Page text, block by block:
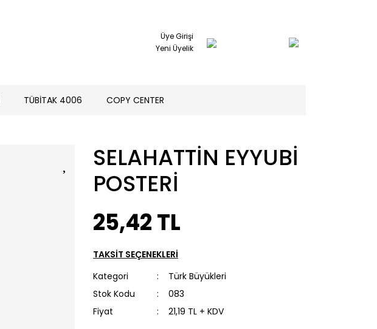
Üye Girişi
Yeni Üyelik
TÜBİTAK 4006 COPY CENTER
SELAHATTİN EYYUBİ
POSTERİ
25,42 TL
TAKSİT SEÇENEKLERİ
Kategori
Türk Büyükleri
Stok Kodu
083
Fiyat
21,19 TL + KDV